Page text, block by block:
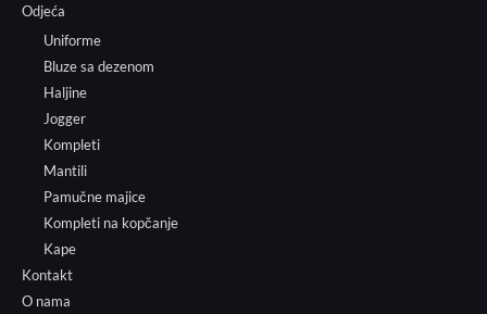
Odjeća
Uniforme
Bluze sa dezenom
Haljine
Jogger
Kompleti
Mantili
Pamučne majice
Kompleti na kopčanje
Kape
Kontakt
O nama